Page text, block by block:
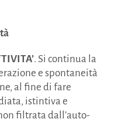
. Si continua la
e spontaneità
al fine di fare
istintiva e
filtrata dall’auto-